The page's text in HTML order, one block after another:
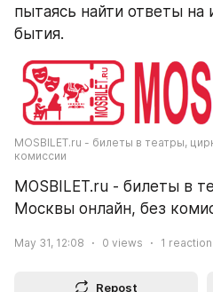
пытаясь найти ответы
бытия.
MOSBILET.ru - билеты в театры,
комиссии
MOSBILET.ru - билеты в
Москвы онлайн, без
May 31, 12:08 0 views 1 reaction
Repost